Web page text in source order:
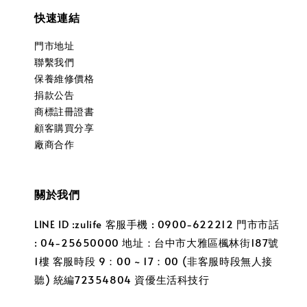
快速連結
門市地址
聯繫我們
保養維修價格
捐款公告
商標註冊證書
顧客購買分享
廠商合作
關於我們
LINE ID :zulife 客服手機 : 0900-622212 門市市話
: 04-25650000 地址：台中市大雅區楓林街187號
1樓 客服時段 9：00 ~ 17：00 (非客服時段無人接
聽) 統編72354804 資優生活科技行